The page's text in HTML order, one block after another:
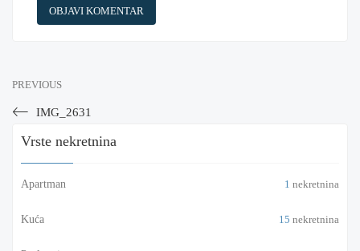
PREVIOUS
IMG_2631
Vrste nekretnina
Apartman 1 nekretnina
Kuća 15 nekretnina